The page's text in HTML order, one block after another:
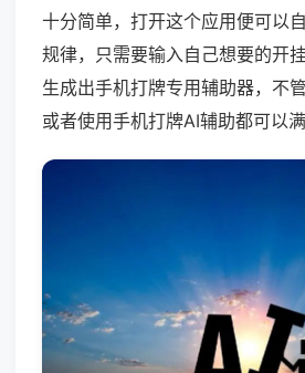
十分简单，打开这个应用便可以
规律，只需要输入自己想要的开
生成出手机打牌专用辅助器，不
或者使用手机打牌AI辅助都可以满